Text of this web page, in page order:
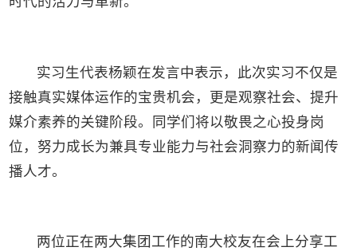
实习生代表杨颖在发言中表示，此次实习不仅是
接触真实媒体运作的宝贵机会，更是观察社会、提升
媒介素养的关键阶段。同学们将以敬畏之心投身岗
位，努力成长为兼具专业能力与社会洞察力的新闻传
播人才。
两位正在两大集团工作的南大校友在会上分享工